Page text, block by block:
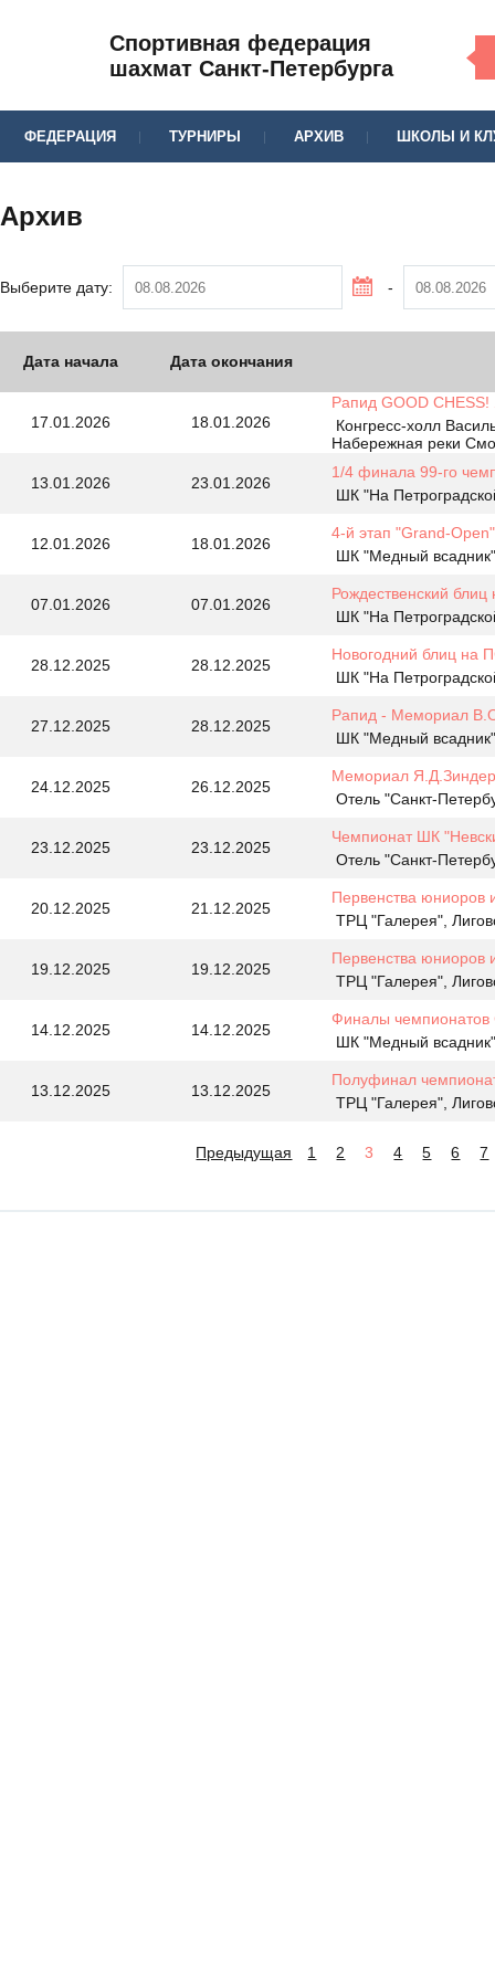
Спортивная федерация
шахмат Санкт-Петербурга
ФЕДЕРАЦИЯ ТУРНИРЫ АРХИВ ШКОЛЫ И
Архив
Выберите дату: -
Дата начала Дата окончания
17.01.2026 18.01.2026
Рапид GOOD
Конгресс-холл
Набережная реки
13.01.2026 23.01.2026
1/4 финала 99-го
ШК "На
12.01.2026 18.01.2026
4-й этап "Grand-Open"
ШК "Медный
07.01.2026 07.01.2026
Рождественский
ШК "На
28.12.2025 28.12.2025
Новогодний блиц на
ШК "На
27.12.2025 28.12.2025
Рапид - Мемориал
ШК "Медный
24.12.2025 26.12.2025
Мемориал
Отель "Санкт-
23.12.2025 23.12.2025
Чемпионат ШК
Отель "Санкт-
20.12.2025 21.12.2025
Первенства юниоров
ТРЦ "Галерея",
19.12.2025 19.12.2025
Первенства юниоров
ТРЦ "Галерея",
14.12.2025 14.12.2025
Финалы
ШК "Медный
13.12.2025 13.12.2025
Полуфинал
ТРЦ "Галерея",
Предыдущая 1 2 3 4 5 6 7